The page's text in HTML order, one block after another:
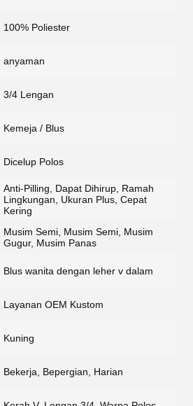
100% Poliester
anyaman
3/4 Lengan
Kemeja / Blus
Dicelup Polos
Anti-Pilling, Dapat Dihirup, Ramah
Lingkungan, Ukuran Plus, Cepat
Kering
Musim Semi, Musim Semi, Musim
Gugur, Musim Panas
Blus wanita dengan leher v dalam
Layanan OEM Kustom
Kuning
Bekerja, Bepergian, Harian